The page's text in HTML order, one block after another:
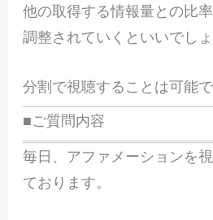
他の取得する情報量との比率
調整されていくといいでしょ
分割で視聴することは可能
■ご質問内容
毎日、アファメーションを
ております。